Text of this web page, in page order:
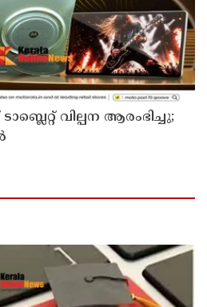
വില്പന ആരംഭിച്ചു;